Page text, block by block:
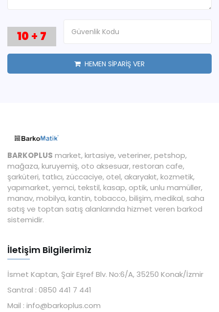
10 + 7
HEMEN SİPARİŞ VER
BARKOPLUS market, kırtasiye, veteriner, petshop,
mağaza, kuruyemiş, oto aksesuar, restoran cafe,
şarküteri, tatlıcı, züccaciye, otel, akaryakıt, kozmetik,
yapımarket, yemci, tekstil, kasap, optik, unlu mamüller,
manav, mobilya, kantin, tobacco, bilişim, medikal, saha
satış ve toptan satış alanlarında hizmet veren barkod
sistemidir.
İletişim Bilgilerimiz
İsmet Kaptan, Şair Eşref Blv. No:6/A, 35250 Konak/İzmir
Santral : 0850 441 7 441
Mail : info@barkoplus.com